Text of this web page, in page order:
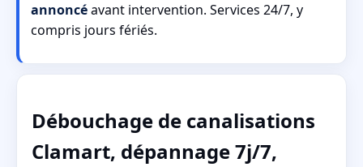
annoncéavant intervention. Services 24/7, y
compris jours fériés.
Débouchage de canalisations
Clamart, dépannage 7j/7,